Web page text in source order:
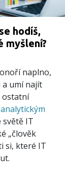
hodíš,
myšlení?
naplno,
a umí najít
ostatní
analytickým
světě IT
„člověk
si, které IT